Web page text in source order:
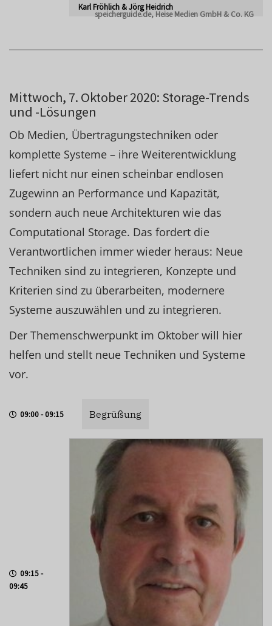
Karl Fröhlich & Jörg Heidrich
speicherguide.de, Heise Medien GmbH & Co. KG
Mittwoch, 7. Oktober 2020: Storage-Trends
und -Lösungen
Ob Medien, Übertragungstechniken oder
komplette Systeme – ihre Weiterentwicklung
liefert nicht nur einen scheinbar endlosen
Zugewinn an Performance und Kapazität,
sondern auch neue Architekturen wie das
Computational Storage. Das fordert die
Verantwortlichen immer wieder heraus: Neue
Techniken sind zu integrieren, Konzepte und
Kriterien sind zu überarbeiten, modernere
Systeme auszuwählen und zu integrieren.
Der Themenschwerpunkt im Oktober will hier
helfen und stellt neue Techniken und Systeme
vor.
09:00 - 09:15 Begrüßung
09:15 -
09:45